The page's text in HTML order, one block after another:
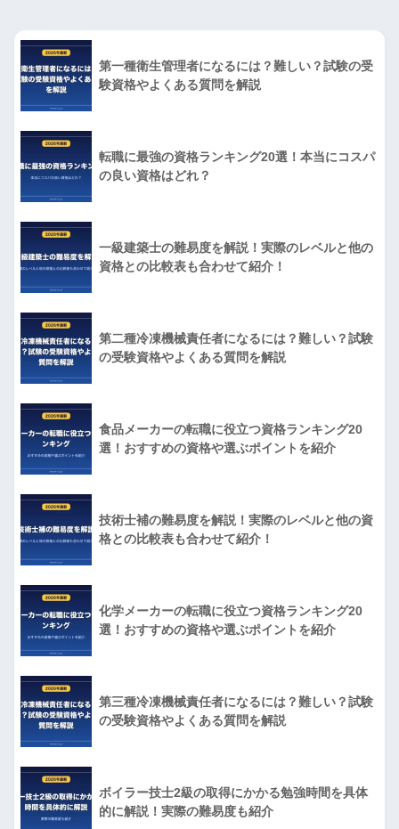
第一種衛生管理者になるには？難しい？試験の受
験資格やよくある質問を解説
転職に最強の資格ランキング20選！本当にコスパ
の良い資格はどれ？
一級建築士の難易度を解説！実際のレベルと他の
資格との比較表も合わせて紹介！
第二種冷凍機械責任者になるには？難しい？試験
の受験資格やよくある質問を解説
食品メーカーの転職に役立つ資格ランキング20
選！おすすめの資格や選ぶポイントを紹介
技術士補の難易度を解説！実際のレベルと他の資
格との比較表も合わせて紹介！
化学メーカーの転職に役立つ資格ランキング20
選！おすすめの資格や選ぶポイントを紹介
第三種冷凍機械責任者になるには？難しい？試験
の受験資格やよくある質問を解説
ボイラー技士2級の取得にかかる勉強時間を具体
的に解説！実際の難易度も紹介